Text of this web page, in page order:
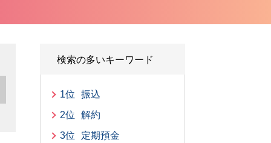
検索の多いキーワード
1位
振込
2位
解約
3位
定期預金